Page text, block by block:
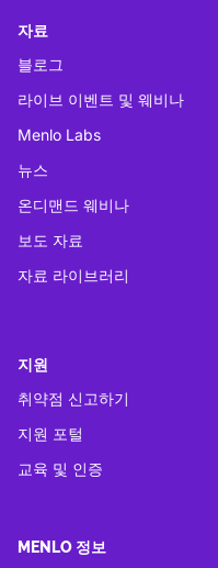
자료
블로그
라이브 이벤트 및 웨비나
Menlo Labs
뉴스
온디맨드 웨비나
보도 자료
자료 라이브러리
지원
취약점 신고하기
지원 포털
교육 및 인증
MENLO 정보